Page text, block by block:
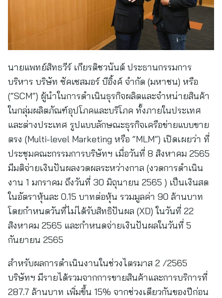
นายแพทย์สิทธวีร์ เกียรติชวนันต์ ประธานกรรมการ
บริหาร บริษัท ซัคเซสมอร์ บีอิ้งค์ จำกัด (มหาชน) หรือ
(“SCM”) ผู้นำในการดำเนินธุรกิจผลิตและจำหน่ายสินค้า
ในกลุ่มผลิตภัณฑ์อุปโภคและบริโภค ทั้งภายในประเทศ
และต่างประเทศ รูปแบบลักษณะธุรกิจเครือข่ายแบบขาย
ตรง (Multi-level Marketing หรือ “MLM”) เปิดเผยว่า ที่
ประชุมคณะกรรมการบริษัทฯ เมื่อวันที่ 8 สิงหาคม 2565
มีมติจ่ายเงินปันผลงวดผลระหว่างกาล (งวดการดำเนิน
งาน 1 มกราคม ถึงวันที่ 30 มิถุนายน 2565 ) เป็นเงินสด
ในอัตราหุ้นละ 0.15 บาทต่อหุ้น รวมมูลค่า 90 ล้านบาท
โดยกำหนดวันที่ไม่ได้รับสิทธิปันผล (XD) ในวันที่ 22
สิงหาคม 2565 และกำหนดจ่ายเงินปันผลในวันที่ 5
กันยายน 2565
สำหรับผลการดำเนินงานในช่วงไตรมาส 2 /2565
บริษัทฯ มีรายได้รวมจากการขายสินค้าและการบริการที่
287.7 ล้านบาท เพิ่มขึ้น 15% จากช่วงเดียวกันของปีก่อน